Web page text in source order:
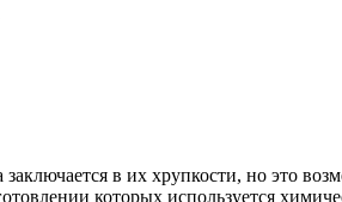
в их хрупкости, но это
которых используется